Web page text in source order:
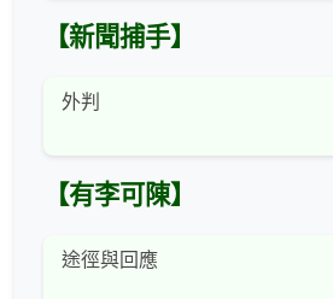
【新聞捕手】
外判
【有李可陳】
途徑與回應